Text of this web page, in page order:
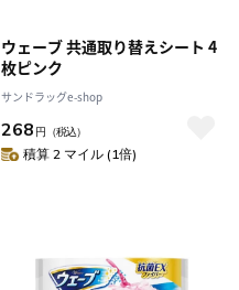
ウェーブ 共通取り替えシート 4
枚ピンク
サンドラッグe-shop
268 円 （税込）
積算 2 マイル (1倍)